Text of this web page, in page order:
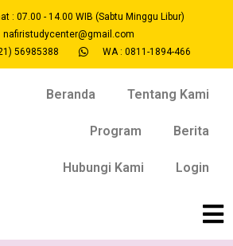
: 07.00 - 14.00 WIB (Sabtu Minggu Libur)
nafiristudycenter@gmail.com
56985388
WA : 0811-1894-466
Beranda Tentang Kami
Program Berita
Hubungi Kami Login